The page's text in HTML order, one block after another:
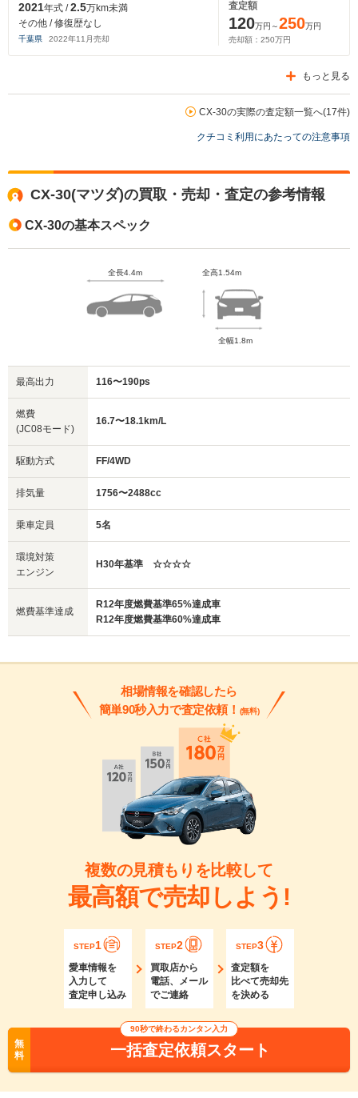
2021年式 /2.5万km未満
その他 / 修復歴なし
千葉県 2022年11 月売却
査定額
120万円～250万円
売却額： 250万円
もっと見る
CX-30の実際の査定額一覧へ(17件)
クチコミ利用にあたっての注意事項
CX-30(マツダ)の買取・売却・査定の参考情報
CX-30の基本スペック
全長4.4m 全高1.54m
全幅1.8m
最高出力 116〜190ps
燃費
(JC08モード)
16.7〜18.1km/L
駆動方式 FF/4WD
排気量 1756〜2488cc
乗車定員 5名
環境対策
エンジン
H30年基準 ☆☆☆☆
燃費基準達成
R12年度燃費基準65%達成車
R12年度燃費基準60%達成車
相場情報を確認したら
簡単90秒入力で査定依頼！ (無料)
複数の見積もりを比較して
最高額で売却しよう!
STEP1
愛車情報を
入力して
査定申し込み
STEP2
買取店から
電話、メール
でご連絡
STEP3
査定額を
比べて売却先
を決める
無
料
90秒で終わるカンタン入力
一括査定依頼スタート